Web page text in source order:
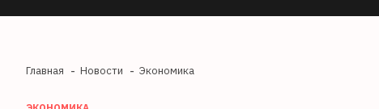
Главная Новости Экономика